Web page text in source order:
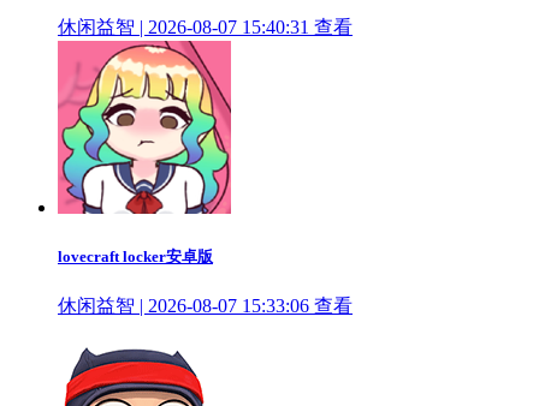
休闲益智 | 2026-08-07 15:40:31 查看
lovecraft locker安卓版
休闲益智 | 2026-08-07 15:33:06 查看